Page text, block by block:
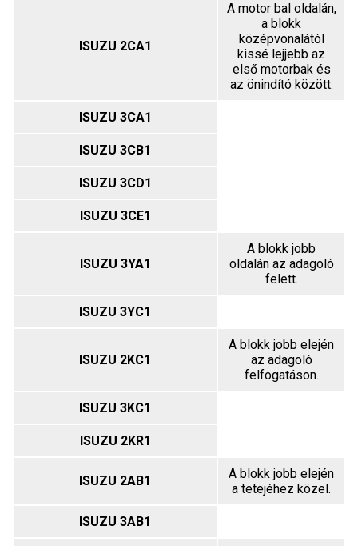
ISUZU 2CA1
A motor bal oldalán,
a blokk
középvonalától
kissé lejjebb az
első motorbak és
az önindító között.
ISUZU 3CA1
ISUZU 3CB1
ISUZU 3CD1
ISUZU 3CE1
ISUZU 3YA1
A blokk jobb
oldalán az adagoló
felett.
ISUZU 3YC1
ISUZU 2KC1
A blokk jobb elején
az adagoló
felfogatáson.
ISUZU 3KC1
ISUZU 2KR1
ISUZU 2AB1
A blokk jobb elején
a tetejéhez közel.
ISUZU 3AB1